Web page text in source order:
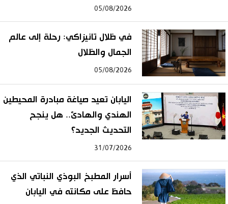
05/08/2026
في ظلال تانيزاكي: رحلة إلى عالم
الجمال والظلال
05/08/2026
اليابان تعيد صياغة مبادرة المحيطين
الهندي والهادئ.. هل ينجح
التحديث الجديد؟
31/07/2026
أسرار المطبخ البوذي النباتي الذي
حافظ على مكانته في اليابان